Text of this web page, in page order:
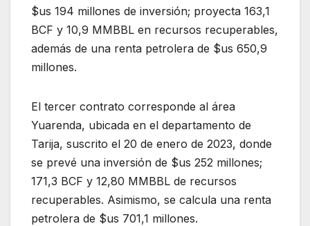
$us 194 millones de inversión; proyecta 163,1
BCF y 10,9 MMBBL en recursos recuperables,
además de una renta petrolera de $us 650,9
millones.
El tercer contrato corresponde al área
Yuarenda, ubicada en el departamento de
Tarija, suscrito el 20 de enero de 2023, donde
se prevé una inversión de $us 252 millones;
171,3 BCF y 12,80 MMBBL de recursos
recuperables. Asimismo, se calcula una renta
petrolera de $us 701,1 millones.